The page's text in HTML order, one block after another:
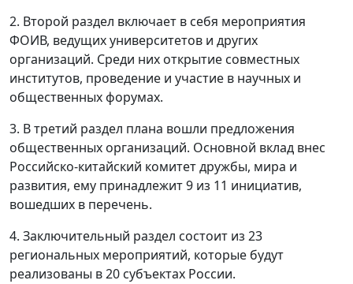
2️. Второй раздел включает в себя мероприятия
ФОИВ, ведущих университетов и других
организаций. Среди них открытие совместных
институтов, проведение и участие в научных и
общественных форумах.
3️. В третий раздел плана вошли предложения
общественных организаций. Основной вклад внес
Российско-китайский комитет дружбы, мира и
развития, ему принадлежит 9 из 11 инициатив,
вошедших в перечень.
4️. Заключительный раздел состоит из 23
региональных мероприятий, которые будут
реализованы в 20 субъектах России.